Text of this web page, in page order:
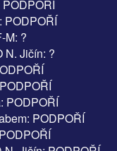
PODPOŘÍ
M: ?
N. Jičín: ?
PODPOŘÍ
PODPOŘÍ